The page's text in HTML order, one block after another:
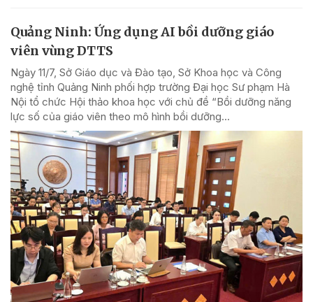
Quảng Ninh: Ứng dụng AI bồi dưỡng giáo
viên vùng DTTS
Ngày 11/7, Sở Giáo dục và Đào tạo, Sở Khoa học và Công
nghệ tỉnh Quảng Ninh phối hợp trường Đại học Sư phạm Hà
Nội tổ chức Hội thảo khoa học với chủ đề “Bồi dưỡng năng
lực số của giáo viên theo mô hình bồi dưỡng...